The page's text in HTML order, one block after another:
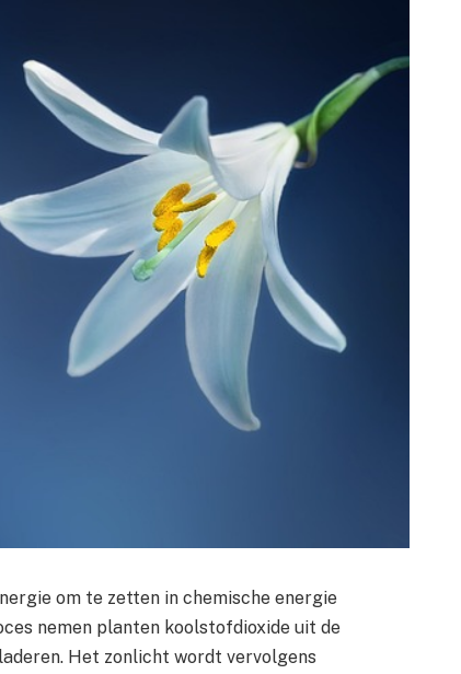
om te zetten in chemische energie
nemen planten koolstofdioxide uit de
Het zonlicht wordt vervolgens